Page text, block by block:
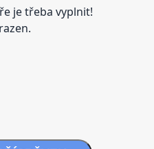
je třeba vyplnit!